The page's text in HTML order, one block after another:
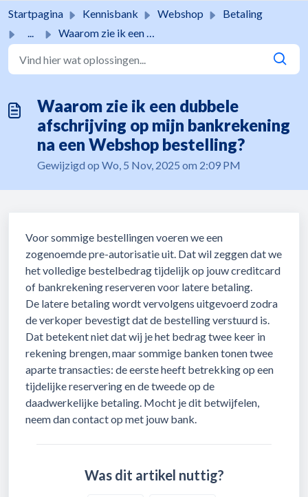
Startpagina Kennisbank Webshop
Betaling
...
Waarom zie ik een dubbele afschrijving op mijn bankrekeni...
Waarom zie ik een dubbele
afschrijving op mijn bankrekening
na een Webshop bestelling?
Gewijzigd op Wo, 5 Nov, 2025 om 2:09 PM
Voor sommige bestellingen voeren we een
zogenoemde pre-autorisatie uit. Dat wil zeggen dat we
het volledige bestelbedrag tijdelijk op jouw creditcard
of bankrekening reserveren voor latere betaling.
De latere betaling wordt vervolgens uitgevoerd zodra
de verkoper bevestigt dat de bestelling verstuurd is.
Dat betekent niet dat wij je het bedrag twee keer in
rekening brengen, maar sommige banken tonen twee
aparte transacties: de eerste heeft betrekking op een
tijdelijke reservering en de tweede op de
daadwerkelijke betaling. Mocht je dit betwijfelen,
neem dan contact op met jouw bank.
Was dit artikel nuttig?